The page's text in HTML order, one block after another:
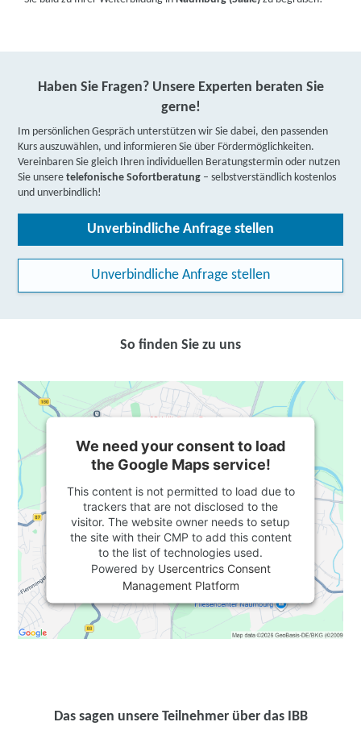
Haben Sie Fragen? Unsere Experten beraten Sie
gerne!
Im persönlichen Gespräch unterstützen wir Sie dabei, den passenden
Kurs auszuwählen, und informieren Sie über Fördermöglichkeiten.
Vereinbaren Sie gleich Ihren individuellen Beratungstermin oder nutzen
Sie unseretelefonische Sofortberatung – selbstverständlich kostenlos
und unverbindlich!
Unverbindliche Anfrage stellen
Unverbindliche Anfrage stellen
So finden Sie zu uns
We need your consent to load
the Google Maps service!
This content is not permitted to load due to
trackers that are not disclosed to the
visitor. The website owner needs to setup
the site with their CMP to add this content
to the list of technologies used.
Powered by Usercentrics Consent
Management Platform
Das sagen unsere Teilnehmer über das IBB